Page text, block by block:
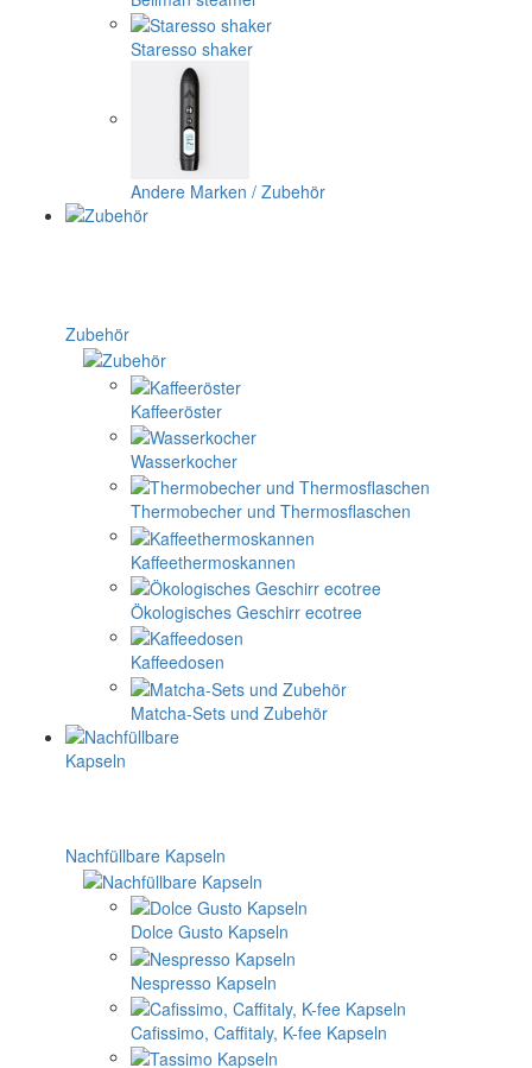
Staresso shaker
Andere Marken / Zubehör
Zubehör
Kaffeeröster
Wasserkocher
Thermobecher und Thermosflaschen
Kaffeethermoskannen
Ökologisches Geschirr ecotree
Kaffeedosen
Matcha-Sets und Zubehör
Nachfüllbare Kapseln
Dolce Gusto Kapseln
Nespresso Kapseln
Cafissimo, Caffitaly, K-fee Kapseln